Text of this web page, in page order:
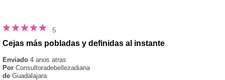
5
Cejas más pobladas y definidas al instante
Enviado 4 anos atras
Por Consultoradebellezadiana
de Guadalajara